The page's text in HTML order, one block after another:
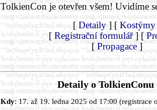
TolkienCon je otevřen všem! Uvidíme
[Detaily] [Kostýmy
[Registrační formulář] [
[Propagace]
Detaily o TolkienConu
Kdy: 17. až 19. ledna 2025 od 17:00 (registrace